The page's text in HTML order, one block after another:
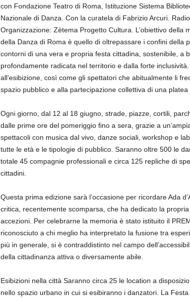
con Fondazione Teatro di Roma, Istituzione Sistema
Nazionale di Danza. Con la curatela di Fabrizio Arcuri.
Organizzazione: Zètema Progetto Cultura. L’obiettivo della
della Danza di Roma è quello di oltrepassare i confini della
contorni di una vera e propria festa cittadina, sostenibile, a
profondamente radicata nel territorio e dalla forte
all’esibizione, così come gli spettatori che abitualmente li
spazio pubblico e alla partecipazione collettiva di una
Ogni giorno, dal 12 al 18 giugno, strade, piazze, cortili,
dalle prime ore del pomeriggio fino a sera, grazie a
spettacoli con musica dal vivo, danze sociali, workshop e
tutte le età e le tipologie di pubblico. Saranno oltre 500 le
totale 45 compagnie professionali e circa 125 repliche di
cittadini.
Questa prima edizione sarà l’occasione per ricordare Ada
critica, recentemente scomparsa, che ha dedicato la
accezioni. Per celebrarne la memoria è stato istituito il
riconosciuto a chi meglio ha interpretato la fusione tra
più in generale, si è contraddistinto nel campo
della cittadinanza attiva o diversamente abile.
Esibizioni nella città Saranno circa 25 le location a
nello spazio urbano in cui si esibiranno i danzatori. La